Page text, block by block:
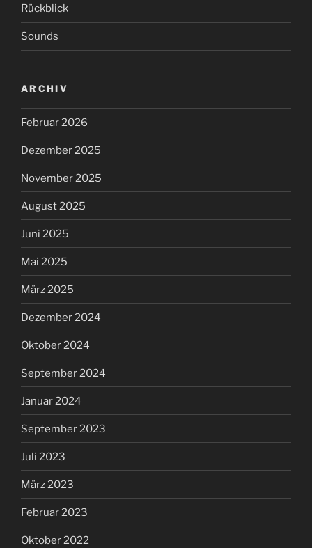
Rückblick
Sounds
ARCHIV
Februar 2026
Dezember 2025
November 2025
August 2025
Juni 2025
Mai 2025
März 2025
Dezember 2024
Oktober 2024
September 2024
Januar 2024
September 2023
Juli 2023
März 2023
Februar 2023
Oktober 2022